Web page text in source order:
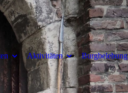
Aktivitäten Burgbelebung